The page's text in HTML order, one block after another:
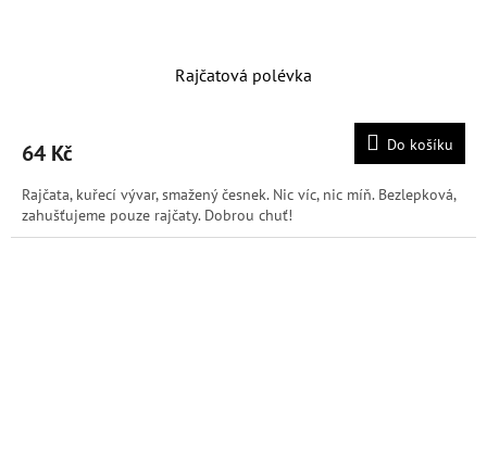
Rajčatová polévka
64 Kč Do košíku
Rajčata, kuřecí vývar, smažený česnek. Nic víc, nic míň. Bezlepková,
zahušťujeme pouze rajčaty. Dobrou chuť!